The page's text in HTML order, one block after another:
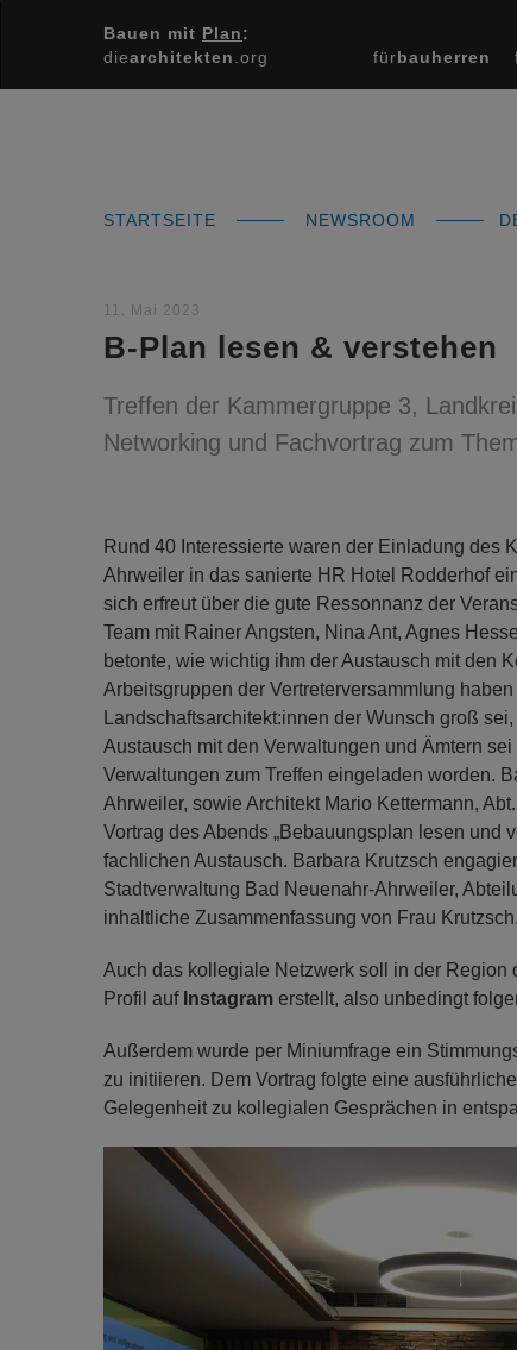
Bauen mit Plan:
diearchitekten .org fürbauherren
STARTSEITE NEWSROOM
11. Mai 2023
B-Plan lesen & verstehen
Treffen der Kammergruppe 3,
Networking und Fachvortrag zum
Rund 40 Interessierte waren der Einladung des
Ahrweiler in das sanierte HR Hotel Rodderhof
sich erfreut über die gute Ressonnanz der
Team mit Rainer Angsten, Nina Ant, Agnes
betonte, wie wichtig ihm der Austausch mit den
Arbeitsgruppen der Vertreterversammlung
Landschaftsarchitekt:innen der Wunsch groß
Austausch mit den Verwaltungen und Ämtern
Verwaltungen zum Treffen eingeladen worden.
Ahrweiler, sowie Architekt Mario Kettermann,
Vortrag des Abends „Bebauungsplan lesen und
fachlichen Austausch. Barbara Krutzsch
Stadtverwaltung Bad Neuenahr-Ahrweiler,
inhaltliche Zusammenfassung von Frau Krutzsch.
Auch das kollegiale Netzwerk soll in der Region
Profil auf Instagram erstellt, also unbedingt
Außerdem wurde per Miniumfrage ein
zu initiieren. Dem Vortrag folgte eine
Gelegenheit zu kollegialen Gesprächen in
Previous